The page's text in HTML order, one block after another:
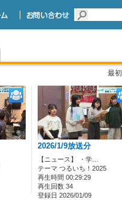
最初
2026/1/9放送分
【ニュース】 ・学…
テーマ つるいち！2025
再生時間 00:29:29
再生回数 34
登録日 2026/01/09